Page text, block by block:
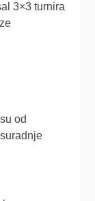
3×3 turnira
od